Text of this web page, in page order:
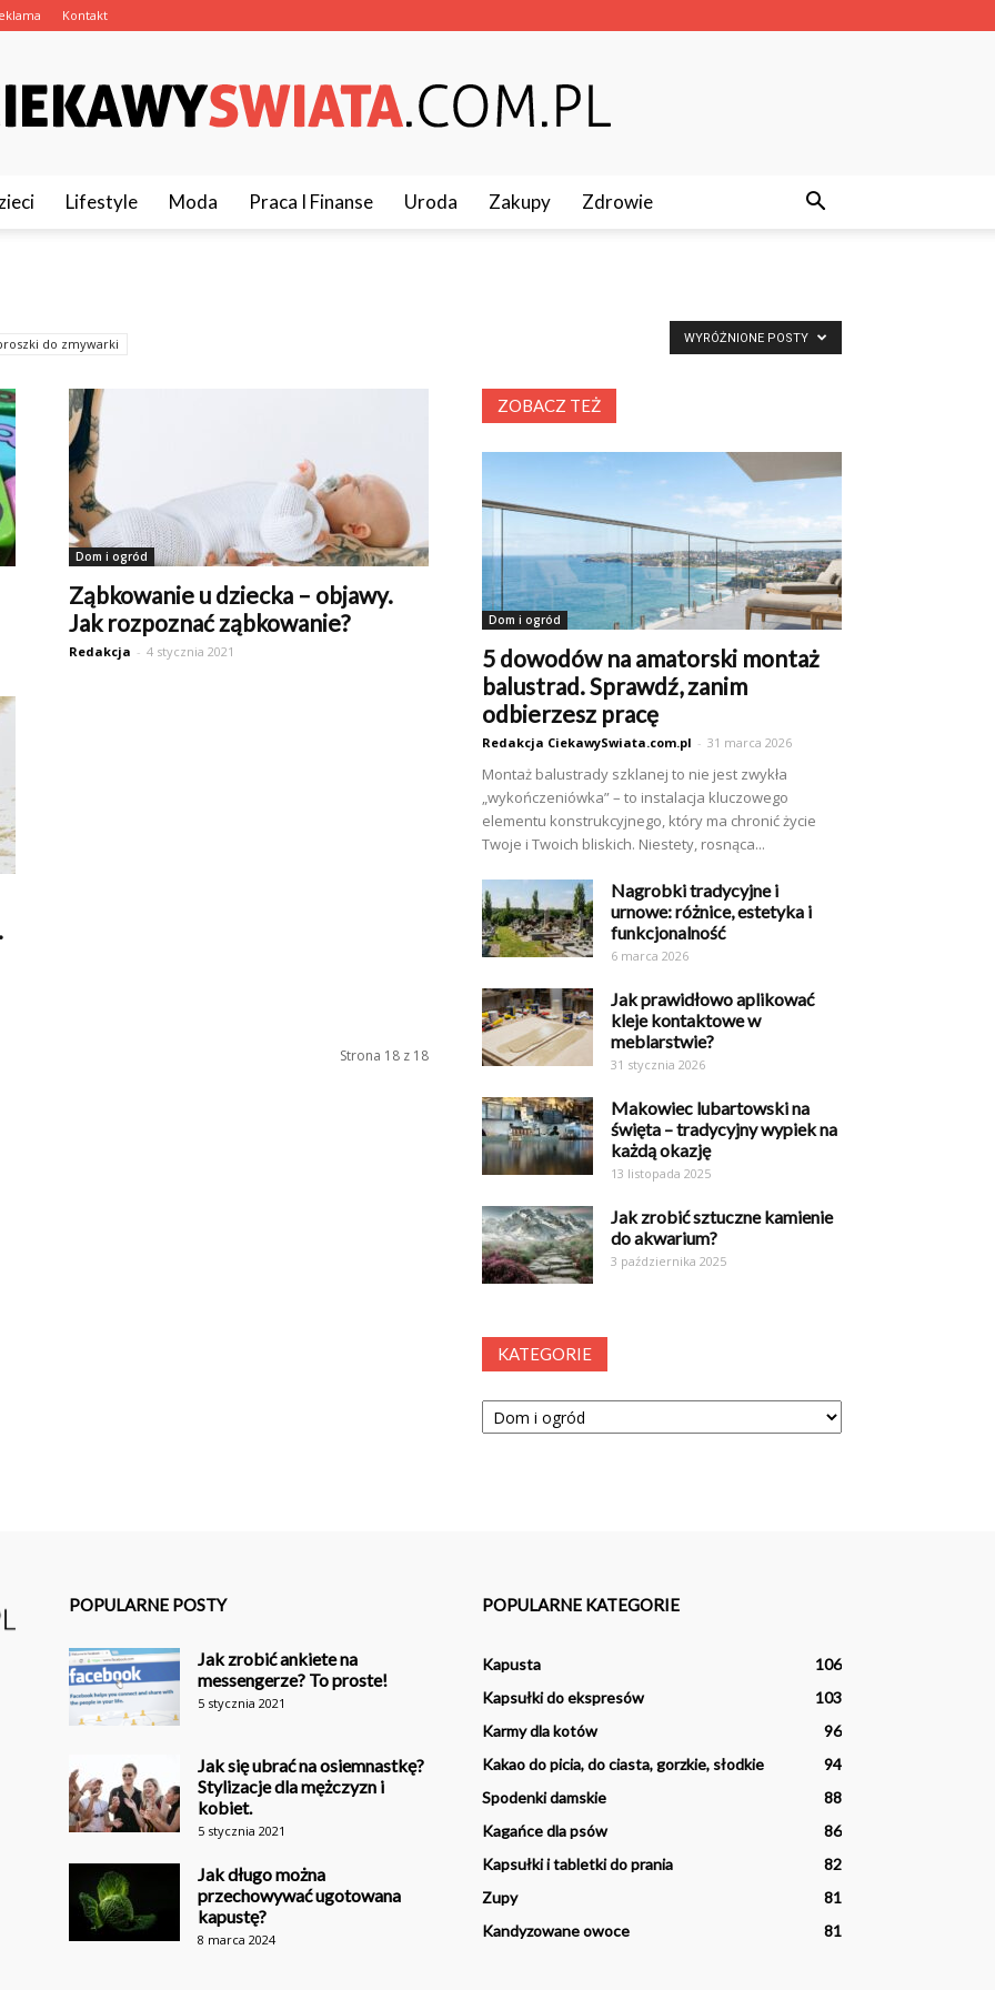
Kontakt
Lifestyle Moda Praca I Finanse Uroda Zakupy Zdrowie
do zmywarki WYRÓŻNIONE POSTY
Dom i ogród
Ząbkowanie u dziecka – objawy.
Jak rozpoznać ząbkowanie?
Redakcja - 4 stycznia 2021
Strona 18 z 18
ZOBACZ TEŻ
Dom i ogród
5 dowodów na amatorski montaż
balustrad. Sprawdź, zanim
odbierzesz pracę
Redakcja CiekawySwiata.com.pl - 31 marca 2026
Montaż balustrady szklanej to nie jest zwykła
„wykończeniówka” – to instalacja kluczowego
elementu konstrukcyjnego, który ma chronić życie
Twoje i Twoich bliskich. Niestety, rosnąca...
Nagrobki tradycyjne i
urnowe: różnice, estetyka i
funkcjonalność
6 marca 2026
Jak prawidłowo aplikować
kleje kontaktowe w
meblarstwie?
31 stycznia 2026
Makowiec lubartowski na
święta – tradycyjny wypiek na
każdą okazję
13 listopada 2025
Jak zrobić sztuczne kamienie
do akwarium?
3 października 2025
KATEGORIE
Kategorie
POPULARNE POSTY
Jak zrobić ankiete na
messengerze? To proste!
5 stycznia 2021
Jak się ubrać na osiemnastkę?
Stylizacje dla mężczyzn i
kobiet.
5 stycznia 2021
Jak długo można
przechowywać ugotowana
kapustę?
8 marca 2024
POPULARNE KATEGORIE
Kapusta
106
Kapsułki do ekspresów
103
Karmy dla kotów
96
Kakao do picia, do ciasta, gorzkie, słodkie
94
Spodenki damskie
88
Kagańce dla psów
86
Kapsułki i tabletki do prania
82
Zupy
81
Kandyzowane owoce
81